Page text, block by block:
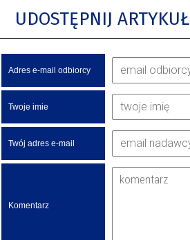
UDOSTĘPNIJ ARTYKUŁ
Adres e-mail odbiorcy
Twoje imie
Twój adres e-mail
Komentarz